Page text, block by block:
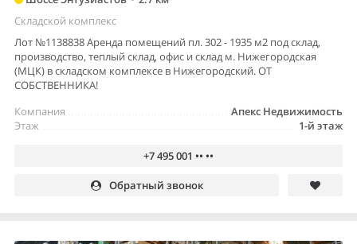
Складской комплекс
Лот №1138838 Аренда помещений пл. 302 - 1935 м2 под склад,
производство, теплый склад, офис и склад м. Нижегородская
(МЦК) в складском комплексе в Нижегородский. OT
СOБCТBEННИКА!
Апекс Недвижимость
Компания
1-й этаж
Этаж
+7 495 001 •• ••
Обратный звонок